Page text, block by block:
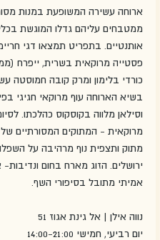
ארוחה עשירה המשופעת במנות
ממטבחים עליהם גדלו המוגשת
אותנטיים. בתפריט תמצאו דגי
פסטייה מרוקאית בשרית, ייפרח
כורדי בלימון ומרק קובה חמוסטה
בשיא הארוחה עוף מרוקאי חגיגי
וסילאן מלווה בקוסקוס כהלכתו.
מרוקאית - המתוקים המסורתיים
מתוק ותצפית נוף מרהיבה על
ירושלים. הזוג מארח בחום ונדיבות-
אמיתי מתובל בסיפורי השף.
נווה אילן | אל גינת אגוז 51
יום רביעי, חמישי 14:00-21:00